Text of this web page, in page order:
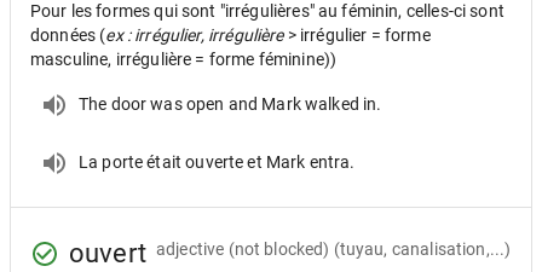
Pour les formes qui sont "irrégulières" au féminin, celles-ci sont
données (ex : irrégulier, irrégulière> irrégulier = forme
masculine, irrégulière = forme féminine))
The door was open and Mark walked in.
La porte était ouverte et Mark entra.
ouvert adjective (not blocked) (tuyau, canalisation,...)